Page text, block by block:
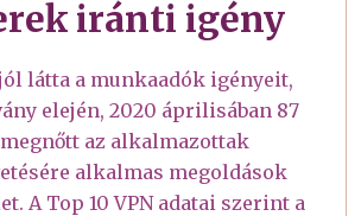
iránti igény
látta a munkaadók igényeit,
elején, 2020 áprilisában 87
az alkalmazottak
alkalmas megoldások
A Top 10 VPN adatai szerint a